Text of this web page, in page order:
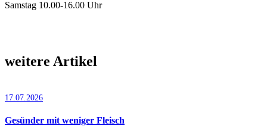
Samstag 10.00-16.00 Uhr
weitere Artikel
17.07.2026
Gesünder mit weniger Fleisch